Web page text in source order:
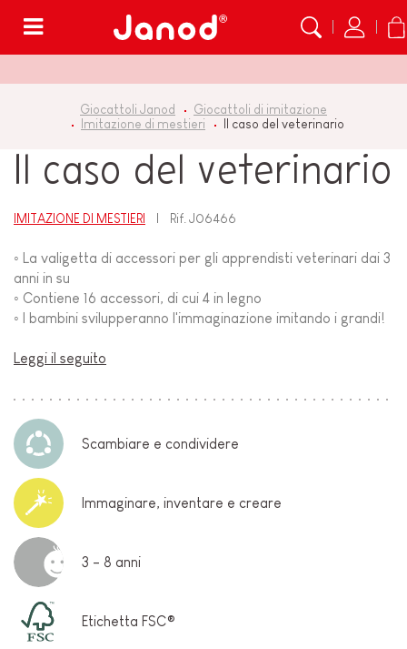
Giocattoli Janod
Giocattoli di imitazione
Imitazione di mestieri
Il caso del veterinario
Il caso del veterinario
IMITAZIONE DI MESTIERI Rif.J06466
◦ La valigetta di accessori per gli apprendisti veterinari dai 3
anni in su
◦ Contiene 16 accessori, di cui 4 in legno
◦ I bambini svilupperanno l'immaginazione imitando i grandi!
Leggi il seguito
Scambiare e condividere
Immaginare, inventare e creare
3 - 8 anni
Etichetta FSC®